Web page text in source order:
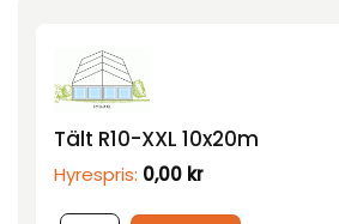
Tält R10-XXL 10x20m
Hyrespris: 0,00 kr